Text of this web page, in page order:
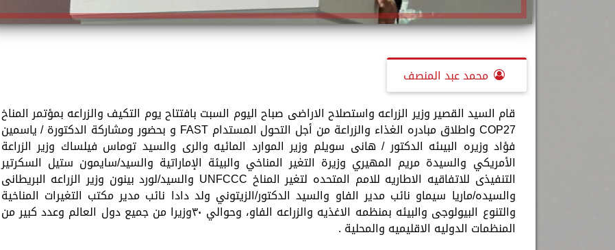
محمد عبد المنصف
قام السيد القصير وزير الزراعه واستصلاح الاراضى صباح اليوم السبت بافتتاح يوم التكيف والزراعه بمؤتمر المناخ
COP27 واطلاق مبادره الغذاء والزراعة من أجل التحول المستدام FAST و بحضور ومشاركة الدكتورة / ياسمين
فؤاد وزيره البيىئه الدكتور / هانى سويلم وزير الموارد المائيه والرى والسيد توماس فيلساك وزير الزراعة
الأمريكي والسيدة مريم المهيري وزيرة التغير المناخي والبيئة الإماراتية والسيد/سايمون ستيل السكرتير
التنفيذى للاتفاقيه الاطاريه للامم المتحده لتغير المناخ UNFCCC والسيد/لورد بينون وزير الزراعه البريطانى
والسيده/ماريا سيماو نائب مدير الفاو والسيد الدكتور/الزيتوني ولد دادا نائب مدير مكتب التغيرات المناخية
والتنوع البيولوجى والبيئه بمنظمه الاغذيه والزراعه الفاو، وحوالي ٣٠وزيرا من جميع دول العالم وعدد كبير من
المنظمات الدوليه الاقليميه والمحلية .